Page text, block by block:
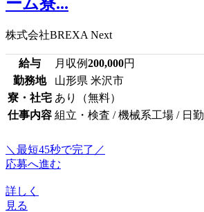
株式会社BREXA Next
給与 月収例200,000円
勤務地
山形県 米沢市
寮・社宅 あり（無料）
仕事内容 組立・検査 / 機械系工場 / 日勤
＼最短45秒で完了／
応募へ進む
詳しく
見る